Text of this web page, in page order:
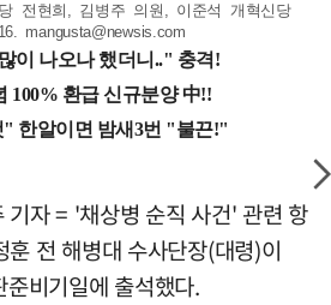
전현희, 김병주 의원, 이준석 개혁신당
mangusta@newsis.com
기자 = '채상병 순직 사건' 관련 항
전 해병대 수사단장(대령)이
비기일에 출석했다.